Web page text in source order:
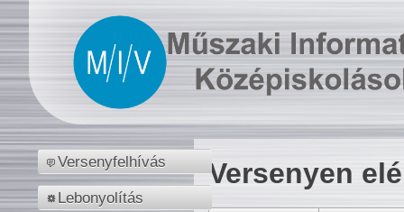
Versenyfelhívás
Lebonyolítás
Versenyen